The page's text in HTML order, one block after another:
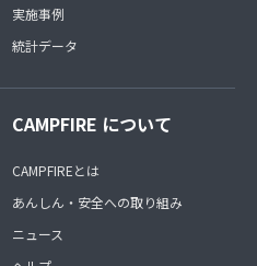
実施事例
統計データ
CAMPFIRE について
CAMPFIREとは
あんしん・安全への取り組み
ニュース